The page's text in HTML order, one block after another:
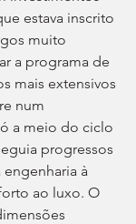
estava inscrito
muito
a programa de
mais extensivos
num
a meio do ciclo
progressos
engenharia à
ao luxo. O